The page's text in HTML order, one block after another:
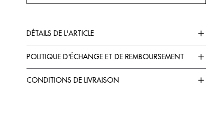
DÉTAILS DE L'ARTICLE
POLITIQUE D'ÉCHANGE ET DE REMBOURSEMENT
CONDITIONS DE LIVRAISON